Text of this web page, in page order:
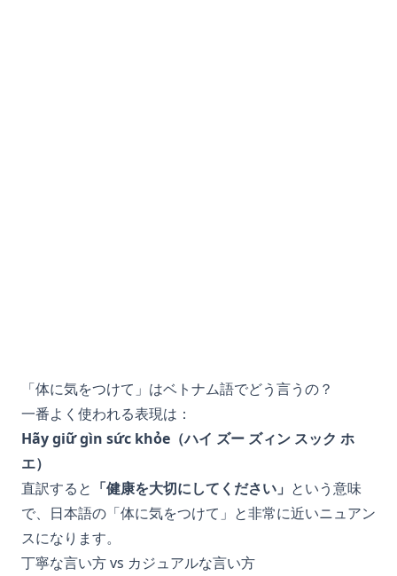
「体に気をつけて」はベトナム語でどう言うの？
一番よく使われる表現は：
Hãy giữ gìn sức khỏe（ハイ ズー ズィン スック ホ
エ）
直訳すると 「健康を大切にしてください」 という意味
で、日本語の「体に気をつけて」と非常に近いニュアン
スになります。
丁寧な言い方 vs カジュアルな言い方